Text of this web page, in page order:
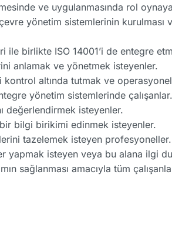
ve uygulanmasında rol
yönetim sistemlerinin kurulması
birlikte ISO 14001’i de entegre
anlamak ve yönetmek isteyenler.
altında tutmak ve
yönetim sistemlerinde çalışanlar.
değerlendirmek isteyenler.
bilgi birikimi edinmek isteyenler.
tazelemek isteyen profesyoneller.
yapmak isteyen veya bu alana ilgi
sağlanması amacıyla tüm